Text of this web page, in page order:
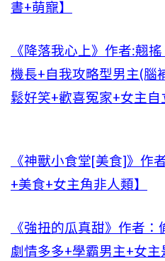
書+萌寵】
《降落我心上》作者:翹
機長+自我攻略型男主(腦
鬆好笑+歡喜冤家+女主自
《神獸小食堂[美食]》作
+美食+女主角非人類】
《強扭的瓜真甜》作者
劇情多多+學霸男主+女主